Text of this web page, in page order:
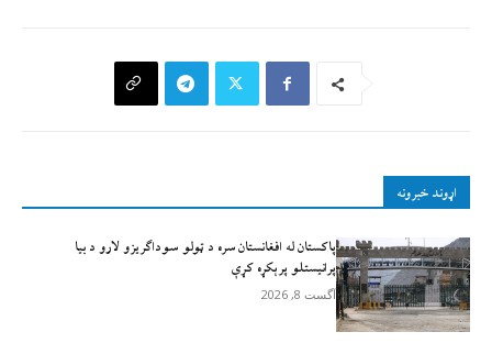
اړوند خبرونه
پاکستان له افغانستان سره د ټولو سوداګریزو لارو د بیا
پرانیستلو پرېکړه کړې
آگست 8, 2026